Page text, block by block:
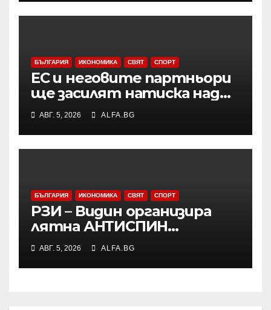
БЪЛГАРИЯ ИКОНОМИКА СВЯТ СПОРТ
ЕС и неговите партньори
ще засилят натиска над
Русия чрез санкции и ще
продължат да подкрепят
Украйна във военно
отношение, подчерта
АВГ. 5, 2026 ALFA.BG
БЪЛГАРИЯ ИКОНОМИКА СВЯТ СПОРТ
РЗИ – Видин организира
лятна АНТИСПИН
кампания с безплатни и
анонимни изследвания
АВГ. 5, 2026 ALFA.BG